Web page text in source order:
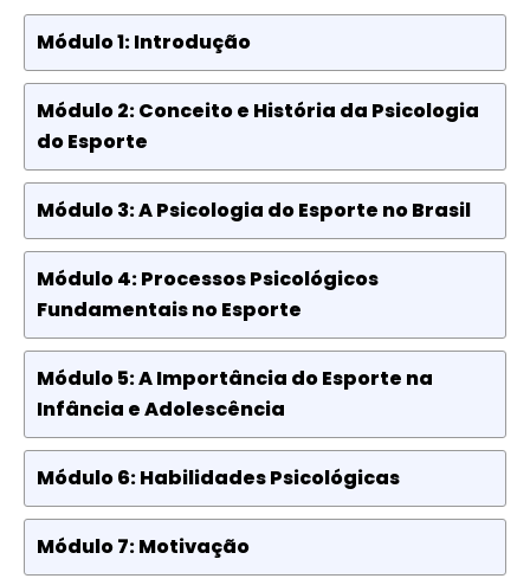
Módulo 1: Introdução
Módulo 2: Conceito e História da Psicologia
do Esporte
Módulo 3: A Psicologia do Esporte no Brasil
Módulo 4: Processos Psicológicos
Fundamentais no Esporte
Módulo 5: A Importância do Esporte na
Infância e Adolescência
Módulo 6: Habilidades Psicológicas
Módulo 7: Motivação